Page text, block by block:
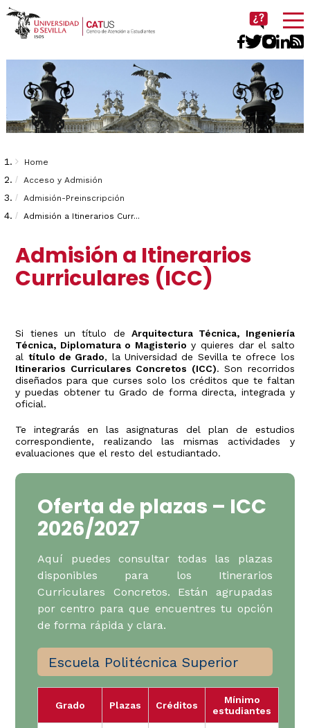
Imagen
Breadcrumbs
You
are
here:
Home
Acceso y Admisión
Admisión-Preinscripción
Admisión a Itinerarios Curr...
Admisión a Itinerarios
Curriculares (ICC)
Si tienes un título de Arquitectura Técnica, Ingeniería
Técnica, Diplomatura o Magisterio y quieres dar el salto
al título de Grado, la Universidad de Sevilla te ofrece los
Itinerarios Curriculares Concretos (ICC). Son recorridos
diseñados para que curses solo los créditos que te faltan
y puedas obtener tu Grado de forma directa, integrada y
oficial.
Te integrarás en las asignaturas del plan de estudios
correspondiente, realizando las mismas actividades y
evaluaciones que el resto del estudiantado.
Oferta de plazas – ICC
2026/2027
Aquí puedes consultar todas las plazas
disponibles para los Itinerarios
Curriculares Concretos. Están agrupadas
por centro para que encuentres tu opción
de forma rápida y clara.
Escuela Politécnica Superior
Grado Plazas Créditos
Mínimo
estudiantes